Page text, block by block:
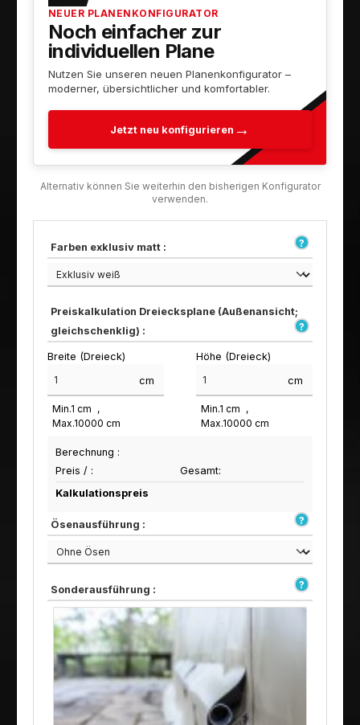
NEUER PLANENKONFIGURATOR
Noch einfacher zur
individuellen Plane
Nutzen Sie unseren neuen Planenkonfigurator –
moderner, übersichtlicher und komfortabler.
Jetzt neu konfigurieren
Farben exklusiv matt :
Preiskalkulation Dreiecksplane (Außenansicht;
gleichschenklig) :
Breite (Dreieck)
cm
Min.1 cm
Max.10000 cm
Höhe (Dreieck)
cm
Min.1 cm
Max.10000 cm
Berechnung :
Preis / :
Gesamt:
Kalkulationspreis
Ösenausführung :
Sonderausführung :